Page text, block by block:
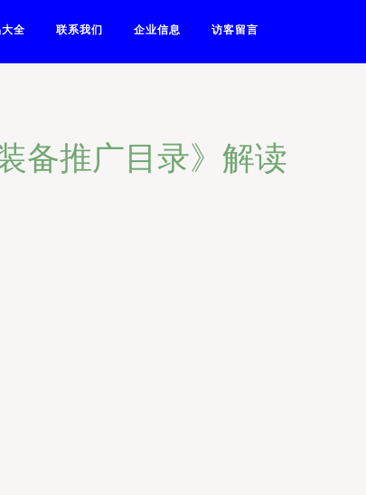
全 联系我们 企业信息 访客留言
备推广目录》解读